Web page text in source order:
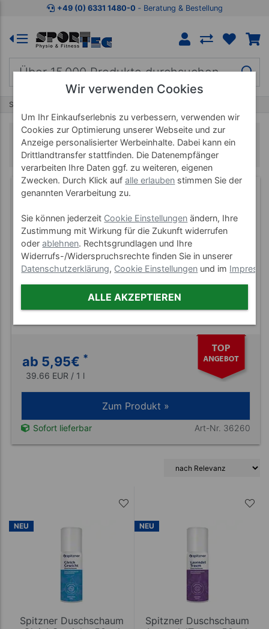
+49 (0) 6331 1480-0 ‐ Beratung & Bestellung
Start
Duschschaum
Spitzner Duschschaum CremeGefühl,
ab 5,95€ *
39.66 EUR / 1 l
Zum Produkt »
Sofort lieferbar Art-Nr. 36260
NEU
Spitzner Duschschaum
NEU
Spitzner Duschschaum
Wir verwenden Cookies
Um Ihr Einkaufserlebnis zu verbessern, verwenden wir
Cookies zur Optimierung unserer Webseite und zur
Anzeige personalisierter Werbeinhalte. Dabei kann ein
Drittlandtransfer stattfinden. Die Datenempfänger
verarbeiten Ihre Daten ggf. zu weiteren, eigenen
Zwecken. Durch Klick aufalle erlauben stimmen Sie der
genannten Verarbeitung zu.
Sie können jederzeit Cookie Einstellungen ändern, Ihre
Zustimmung mit Wirkung für die Zukunft widerrufen
oderablehnen. Rechtsgrundlagen und Ihre
Widerrufs-/Widerspruchsrechte finden Sie in unserer
Datenschutzerklärung, Cookie Einstellungen und im
ALLE AKZEPTIEREN